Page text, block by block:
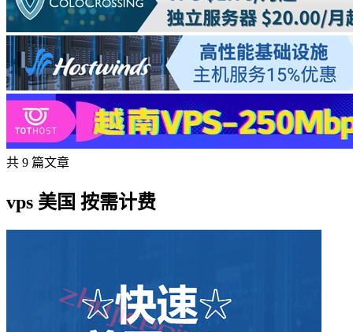
共 9 篇文章
vps 美国 按需计费